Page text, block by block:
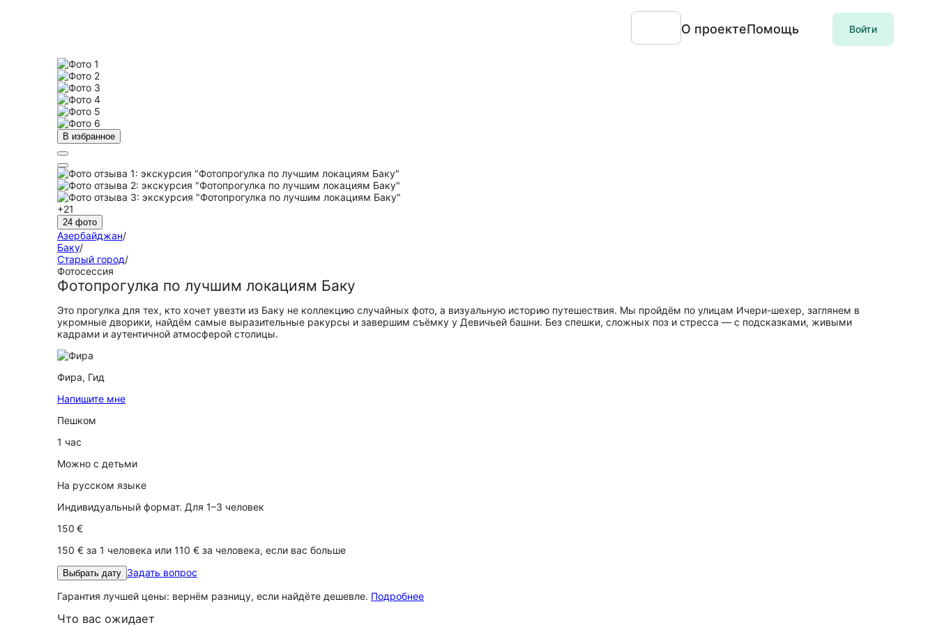
О проектеПомощь Войти
В избранное
+21
24 фото
Азербайджан/
Баку/
Старый город/
Фотосессия
Фотопрогулка по лучшим локациям Баку
Это прогулка для тех, кто хочет увезти из Баку не коллекцию случайных фото, а визуальную историю путешествия. Мы пройдём по улицам Ичери-шехер, заглянем в
укромные дворики, найдём самые выразительные ракурсы и завершим съёмку у Девичьей башни. Без спешки, сложных поз и стресса — с подсказками, живыми
кадрами и аутентичной атмосферой столицы.
Фира, Гид
Напишите мне
Пешком
1 час
Можно с детьми
На русском языке
Индивидуальный формат. Для 1–3 человек
150 €
150 € за 1 человека или 110 € за человека, если вас больше
Выбрать дату Задать вопрос
Гарантия лучшей цены: вернём разницу, если найдёте дешевле. Подробнее
Что вас ожидает